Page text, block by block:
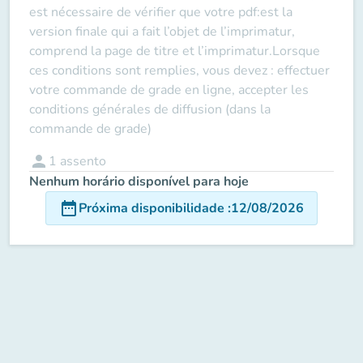
est nécessaire de vérifier que votre pdf:est la
version finale qui a fait l’objet de l’imprimatur,
comprend la page de titre et l’imprimatur.Lorsque
ces conditions sont remplies, vous devez : effectuer
votre commande de grade en ligne, accepter les
conditions générales de diffusion (dans la
commande de grade)
person 1 assento
Nenhum horário disponível para hoje
date_rangePróxima disponibilidade :12/08/2026